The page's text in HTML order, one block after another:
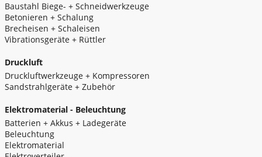
Baustahl Biege- + Schneidwerkzeuge
Betonieren + Schalung
Brecheisen + Schaleisen
Vibrationsgeräte + Rüttler
Druckluft
Druckluftwerkzeuge + Kompressoren
Sandstrahlgeräte + Zubehör
Elektromaterial - Beleuchtung
Batterien + Akkus + Ladegeräte
Beleuchtung
Elektromaterial